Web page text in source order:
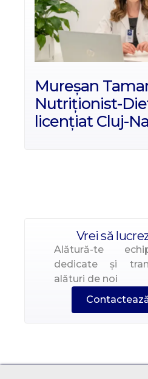
Mureșan
Nutriționist-
licențiat Cluj-
Vrei să
Alătură-te
dedicate și
alături de noi